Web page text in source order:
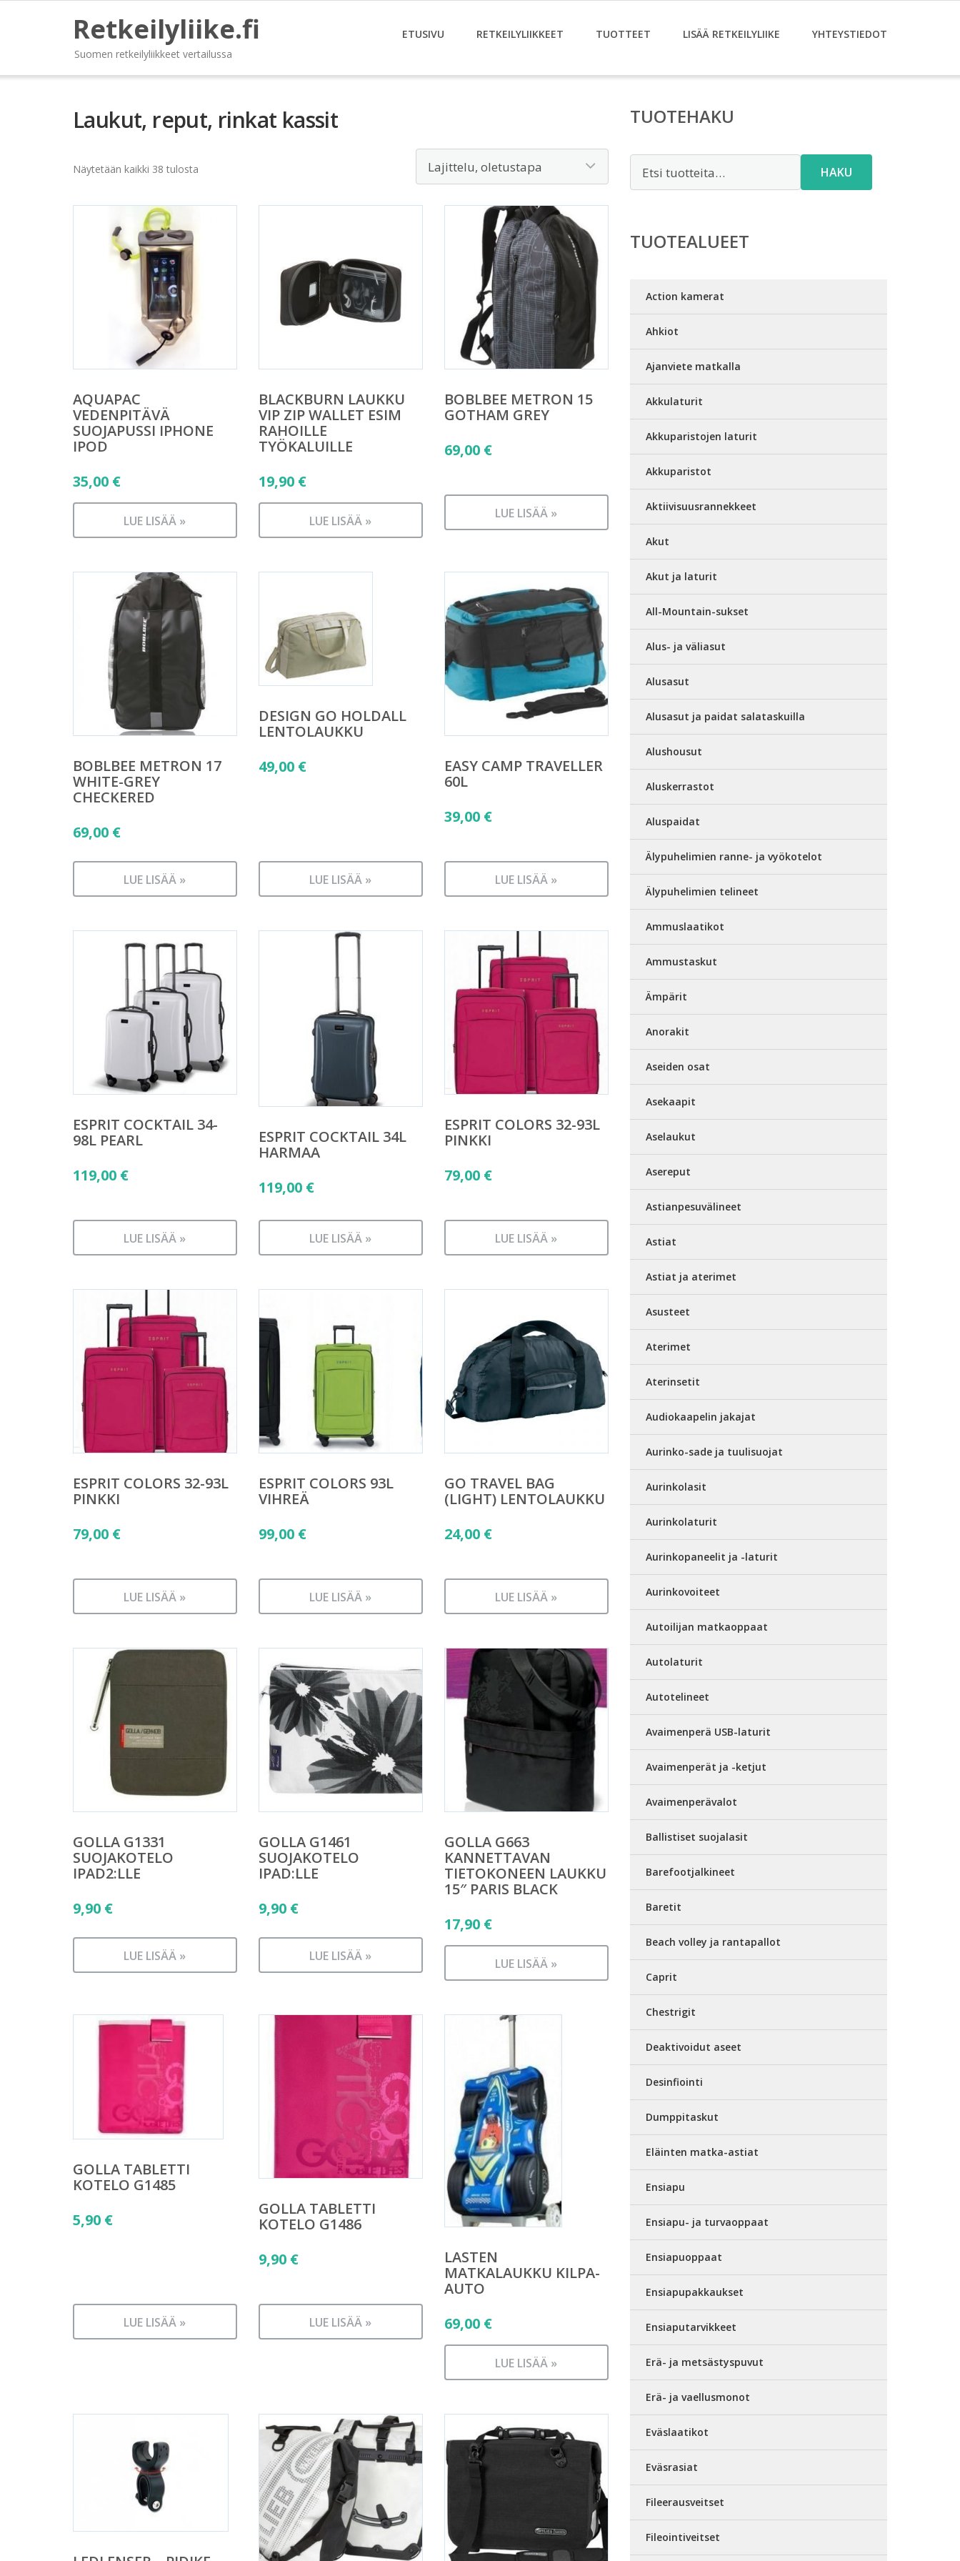
Retkeilyliike.fi
Suomen retkeilyliikkeet vertailussa
ETUSIVU RETKEILYLIIKKEET TUOTTEET LISÄÄ RETKEILYLIIKE YHTEYSTIEDOT
Laukut, reput, rinkat kassit
Näytetään kaikki 38 tulosta
AQUAPAC
VEDENPITÄVÄ
SUOJAPUSSI IPHONE
IPOD
35,00 €
LUE LISÄÄ »
BLACKBURN LAUKKU
VIP ZIP WALLET ESIM
RAHOILLE
TYÖKALUILLE
19,90 €
LUE LISÄÄ »
BOBLBEE METRON 15
GOTHAM GREY
69,00 €
LUE LISÄÄ »
BOBLBEE METRON 17
WHITE-GREY
CHECKERED
69,00 €
LUE LISÄÄ »
DESIGN GO HOLDALL
LENTOLAUKKU
49,00 €
LUE LISÄÄ »
EASY CAMP TRAVELLER
60L
39,00 €
LUE LISÄÄ »
ESPRIT COCKTAIL 34-
98L PEARL
119,00 €
LUE LISÄÄ »
ESPRIT COCKTAIL 34L
HARMAA
119,00 €
LUE LISÄÄ »
ESPRIT COLORS 32-93L
PINKKI
79,00 €
LUE LISÄÄ »
ESPRIT COLORS 32-93L
PINKKI
79,00 €
LUE LISÄÄ »
ESPRIT COLORS 93L
VIHREÄ
99,00 €
LUE LISÄÄ »
GO TRAVEL BAG
(LIGHT) LENTOLAUKKU
24,00 €
LUE LISÄÄ »
GOLLA G1331
SUOJAKOTELO
IPAD2:LLE
9,90 €
LUE LISÄÄ »
GOLLA G1461
SUOJAKOTELO
IPAD:LLE
9,90 €
LUE LISÄÄ »
GOLLA G663
KANNETTAVAN
TIETOKONEEN LAUKKU
15″ PARIS BLACK
17,90 €
LUE LISÄÄ »
GOLLA TABLETTI
KOTELO G1485
5,90 €
LUE LISÄÄ »
GOLLA TABLETTI
KOTELO G1486
9,90 €
LUE LISÄÄ »
LASTEN
MATKALAUKKU KILPA-
AUTO
69,00 €
LUE LISÄÄ »
TUOTEHAKU
HAKU
TUOTEALUEET
Action kamerat
Ahkiot
Ajanviete matkalla
Akkulaturit
Akkuparistojen laturit
Akkuparistot
Aktiivisuusrannekkeet
Akut
Akut ja laturit
All-Mountain-sukset
Alus- ja väliasut
Alusasut
Alusasut ja paidat salataskuilla
Alushousut
Aluskerrastot
Aluspaidat
Älypuhelimien ranne- ja vyökotelot
Älypuhelimien telineet
Ammuslaatikot
Ammustaskut
Ämpärit
Anorakit
Aseiden osat
Asekaapit
Aselaukut
Asereput
Astianpesuvälineet
Astiat
Astiat ja aterimet
Asusteet
Aterimet
Aterinsetit
Audiokaapelin jakajat
Aurinko-sade ja tuulisuojat
Aurinkolasit
Aurinkolaturit
Aurinkopaneelit ja -laturit
Aurinkovoiteet
Autoilijan matkaoppaat
Autolaturit
Autotelineet
Avaimenperä USB-laturit
Avaimenperät ja -ketjut
Avaimenperävalot
Ballistiset suojalasit
Barefootjalkineet
Baretit
Beach volley ja rantapallot
Caprit
Chestrigit
Deaktivoidut aseet
Desinfiointi
Dumppitaskut
Eläinten matka-astiat
Ensiapu
Ensiapu- ja turvaoppaat
Ensiapuoppaat
Ensiapupakkaukset
Ensiaputarvikkeet
Erä- ja metsästyspuvut
Erä- ja vaellusmonot
Eväslaatikot
Eväsrasiat
Fileerausveitset
Fileointiveitset